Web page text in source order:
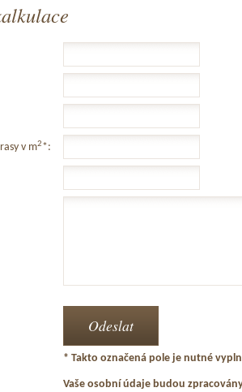
v m2*:
* Takto označená pole je nutné
Vaše osobní údaje budou